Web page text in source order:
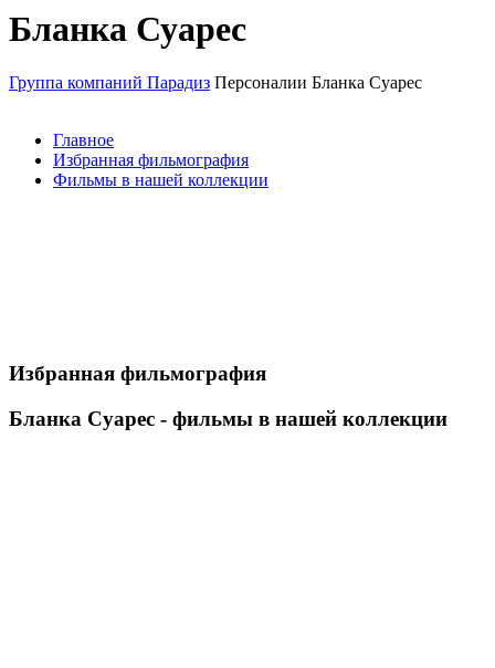
Бланка Суарес
Группа компаний Парадиз Персоналии Бланка Суарес
Главное
Избранная фильмография
Фильмы в нашей коллекции
Избранная фильмография
Бланка Суарес - фильмы в нашей коллекции